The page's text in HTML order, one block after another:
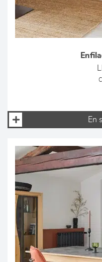
En